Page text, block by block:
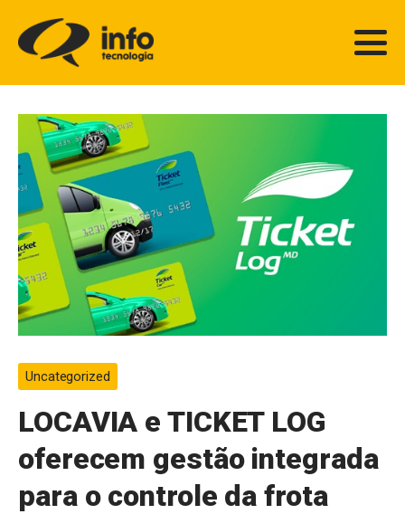
Uncategorized
LOCAVIA e TICKET LOG
oferecem gestão integrada
para o controle da frota